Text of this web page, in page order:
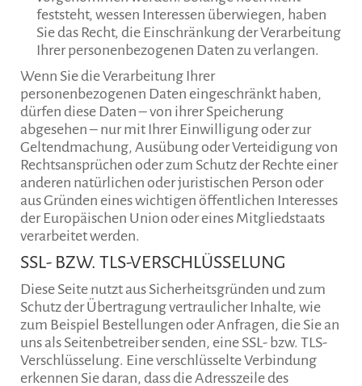
feststeht, wessen Interessen überwiegen, haben
Sie das Recht, die Einschränkung der Verarbeitung
Ihrer personenbezogenen Daten zu verlangen.
Wenn Sie die Verarbeitung Ihrer
personenbezogenen Daten eingeschränkt haben,
dürfen diese Daten – von ihrer Speicherung
abgesehen – nur mit Ihrer Einwilligung oder zur
Geltendmachung, Ausübung oder Verteidigung von
Rechtsansprüchen oder zum Schutz der Rechte einer
anderen natürlichen oder juristischen Person oder
aus Gründen eines wichtigen öffentlichen Interesses
der Europäischen Union oder eines Mitgliedstaats
verarbeitet werden.
SSL- BZW. TLS-VERSCHLÜSSELUNG
Diese Seite nutzt aus Sicherheitsgründen und zum
Schutz der Übertragung vertraulicher Inhalte, wie
zum Beispiel Bestellungen oder Anfragen, die Sie an
uns als Seitenbetreiber senden, eine SSL- bzw. TLS-
Verschlüsselung. Eine verschlüsselte Verbindung
erkennen Sie daran, dass die Adresszeile des